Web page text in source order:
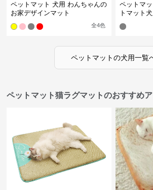
ペットマット 犬用 わんちゃんの
お家デザインマット
全4色
ペットマ
トマット
ペットマットの犬用一覧
ペットマット猫ラグマットのおすすめ